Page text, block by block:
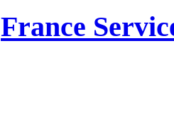
France